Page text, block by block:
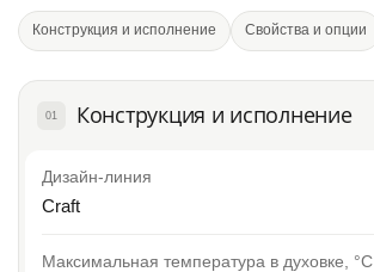
Конструкция и исполнение Свойства и опции
01 Конструкция и исполнение
Дизайн-линия
Craft
Максимальная температура в духовке, °C